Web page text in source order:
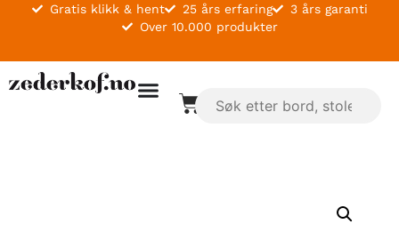
Gratis klikk & hent 25 års erfaring
3 års garanti
Over 10.000 produkter